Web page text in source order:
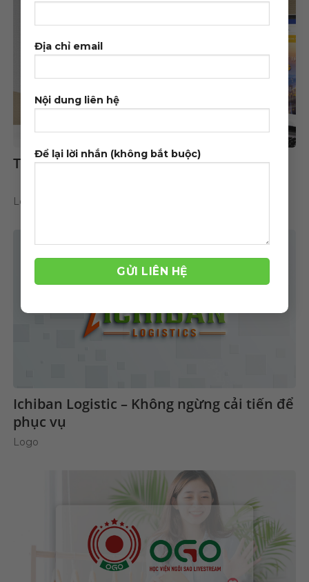
Địa chỉ email
Nội dung liên hệ
Để lại lời nhắn (không bắt buộc)
TP Solar – Nguồn năng lượng vĩnh cửu
Logo, Nhận Diện Thương Hiệu
Ichiban Logistic – Không ngừng cải tiến để
phục vụ
Logo